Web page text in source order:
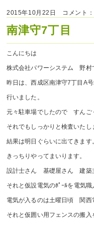
2015年10月22日 コメント
南津守7丁目
こんにちは
株式会社パワーシステム 野村
昨日は、西成区南津守7丁目A
行いました。
元々駐車場でしたので すんご
それでもしっかりと検査いたし
結果は明日ぐらいに出てきま
きっちりやってまいります。
設計士さん 基礎屋さん 建築
それと仮設電気のﾎﾟｰﾙを電気職
電気が入るのは土曜日頃 関
それと仮囲い用フェンスの搬入